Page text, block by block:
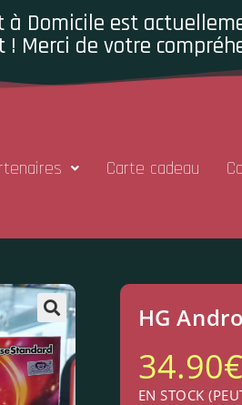
Domicile est
Merci de votre
Carte cadeau
HG
34.90€
EN STOCK